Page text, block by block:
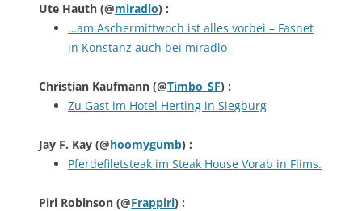
Ute Hauth (@miradlo) :
…am Aschermittwoch ist alles vorbei – Fasnet
in Konstanz auch bei miradlo
Christian Kaufmann (@Timbo_SF) :
Zu Gast im Hotel Herting in Siegburg
Jay F. Kay (@hoomygumb) :
Pferdefiletsteak im Steak House Vorab in Flims.
Piri Robinson (@Frappiri) :